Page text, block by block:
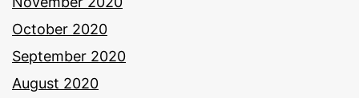
October 2020
September 2020
August 2020